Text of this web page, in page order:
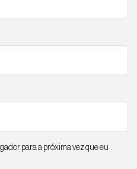
para a próxima vez que eu